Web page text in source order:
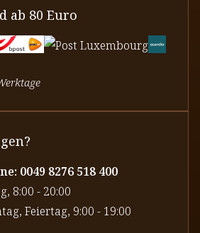
ab 80 Euro
0049 8276 518 400
8:00 - 20:00
Feiertag, 9:00 - 19:00